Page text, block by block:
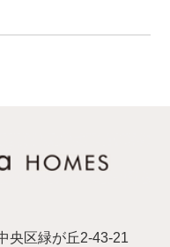
央区緑が丘2-43-21